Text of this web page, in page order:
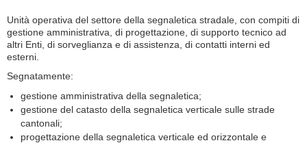
Unità operativa del settore della segnaletica stradale, con compiti di
gestione amministrativa, di progettazione, di supporto tecnico ad
altri Enti, di sorveglianza e di assistenza, di contatti interni ed
esterni.
Segnatamente:
gestione amministrativa della segnaletica;
gestione del catasto della segnaletica verticale sulle strade
cantonali;
progettazione della segnaletica verticale ed orizzontale e